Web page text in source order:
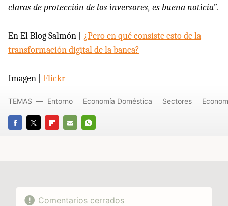
claras de protección de los inversores, es buena noticia”.
En El Blog Salmón | ¿Pero en qué consiste esto de la
transformación digital de la banca?
Imagen | Flickr
FACEBOOK
TWITTERFLIPBOARD
E-
WHATSAPP
TEMAS Entorno Economía Doméstica Sectores
Comentarios cerrados